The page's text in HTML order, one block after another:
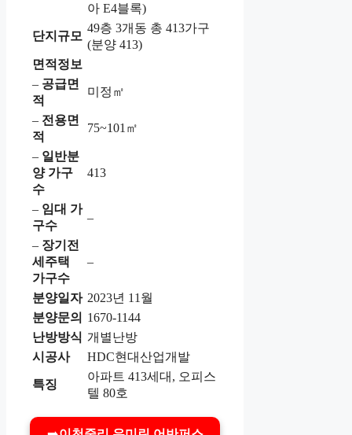
아 E4블록)
단지규모
49층 3개동 총 413가구
(분양 413)
면적정보
– 공급면
적
미정㎡
– 전용면
적
75~101㎡
– 일반분
양 가구
수
413
– 임대 가
구수
–
– 장기전
세주택
가구수
–
분양일자 2023년 11월
분양문의
1670-1144
난방방식 개별난방
시공사
HDC현대산업개발
특징
아파트 413세대, 오피스
텔 80호